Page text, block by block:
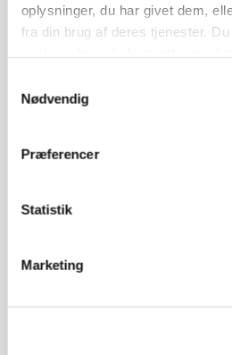
oplysninger, du har givet dem,
fra din brug af deres tjenester.
Nødvendig
Præferencer
Statistik
Marketing
ARRANGEMENT
Markvandring sætter fokus